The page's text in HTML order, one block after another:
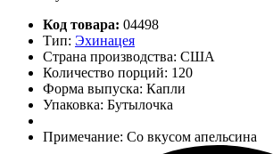
Код товара: 04498
Тип: Эхинацея
Страна производства: США
Количество порций: 120
Форма выпуска: Капли
Упаковка: Бутылочка
Примечание: Со вкусом апельсина